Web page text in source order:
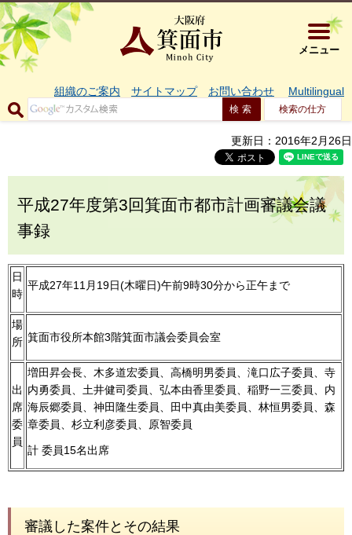
大阪府箕
メニュー
組織のご案内 サイトマップ お問い合わせ Multilingual
検索の仕方
更新日：2016年2月26日
平成27年度第3回箕面市都市計画審議会議
事録
日
時
平成27年11月19日(木曜日)午前9時30分から正午まで
場
所 箕面市役所本館3階箕面市議会委員会室
出
席
委
員
増田昇会長、木多道宏委員、高橋明男委員、滝口広子委員、寺
内勇委員、土井健司委員、弘本由香里委員、稲野一三委員、内
海辰郷委員、神田隆生委員、田中真由美委員、林恒男委員、森
章委員、杉立利彦委員、原智委員
計 委員15名出席
審議した案件とその結果